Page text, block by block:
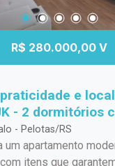
R$ 280.000,00 V
e
- 2 dormitórios
- Pelotas/RS
um apartamento
itens que